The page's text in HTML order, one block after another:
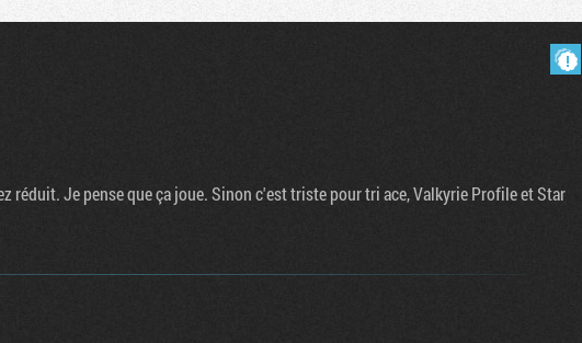
réduit. Je pense que ça joue. Sinon c'est triste pour tri ace, Valkyrie Profile et Star